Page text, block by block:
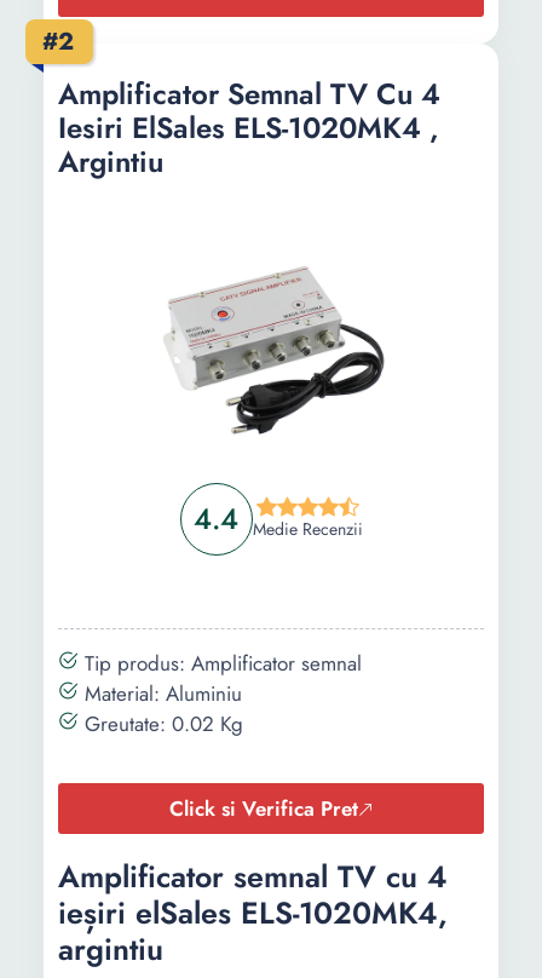
#2
4.4 Medie Recenzii
Amplificator Semnal TV Cu 4
Iesiri ElSales ELS-1020MK4 ,
Argintiu
Tip produs: Amplificator semnal
Material: Aluminiu
Greutate: 0.02 Kg
Click si Verifica Pret
Amplificator semnal TV cu 4
ieșiri elSales ELS-1020MK4,
argintiu